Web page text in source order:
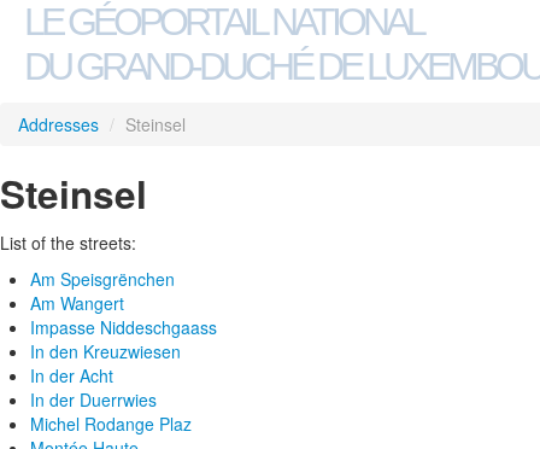
LE GÉOPORTAIL NATIONAL
DU GRAND-DUCHÉ DE
Addresses / Steinsel
Steinsel
List of the streets:
Am Speisgrënchen
Am Wangert
Impasse Niddeschgaass
In den Kreuzwiesen
In der Acht
In der Duerrwies
Michel Rodange Plaz